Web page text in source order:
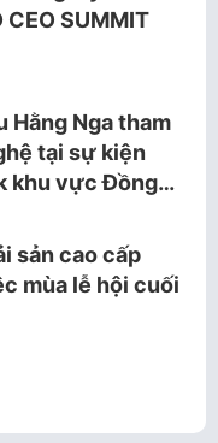
SUMMIT
Hằng Nga tham
tại sự kiện
khu vực Đồng…
sản cao cấp
mùa lễ hội cuối